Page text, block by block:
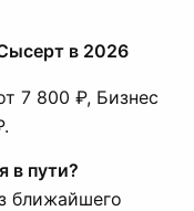
в 2026
7 800 ₽, Бизнес
в пути?
ближайшего